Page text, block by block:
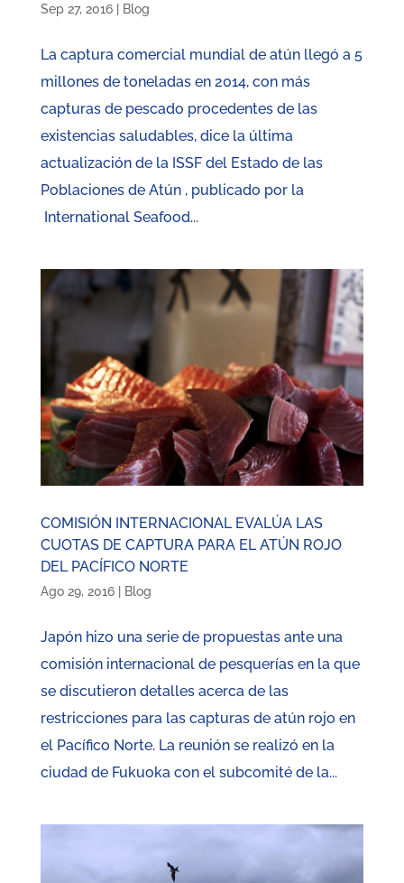
Sep 27, 2016| Blog
La captura comercial mundial de atún llegó a 5
millones de toneladas en 2014, con más
capturas de pescado procedentes de las
existencias saludables, dice la última
actualización de la ISSF del Estado de las
Poblaciones de Atún , publicado por la
International Seafood...
COMISIÓN INTERNACIONAL EVALÚA LAS
CUOTAS DE CAPTURA PARA EL ATÚN ROJO
DEL PACÍFICO NORTE
Ago 29, 2016| Blog
Japón hizo una serie de propuestas ante una
comisión internacional de pesquerías en la que
se discutieron detalles acerca de las
restricciones para las capturas de atún rojo en
el Pacífico Norte. La reunión se realizó en la
ciudad de Fukuoka con el subcomité de la...